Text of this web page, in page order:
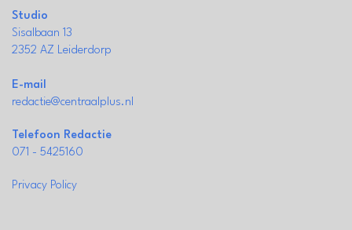
Studio
Sisalbaan 13
2352 AZ Leiderdorp
E-mail
redactie@centraalplus.nl
Telefoon Redactie
071 - 5425160
Privacy Policy